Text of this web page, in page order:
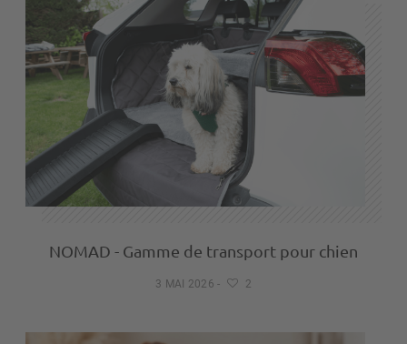
NOMAD - Gamme de transport pour chien
3 MAI 2026 - 2